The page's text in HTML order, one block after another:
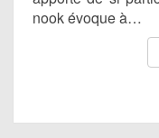
nook évoque à…